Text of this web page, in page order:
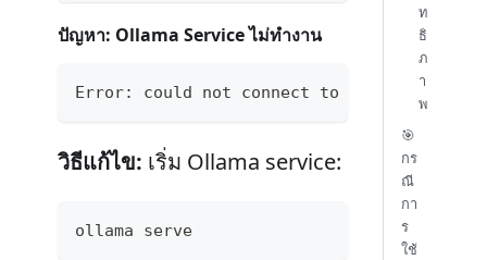
ปัญหา: Ollama Service ไม่ทำงาน
Error: could not connect to ollama app,
วิธีแก้ไข: เริ่ม Ollama service:
ollama serve
ท
ธิ
ภ
า
พ
🎯
กร
ณี
กา
ร
ใช้